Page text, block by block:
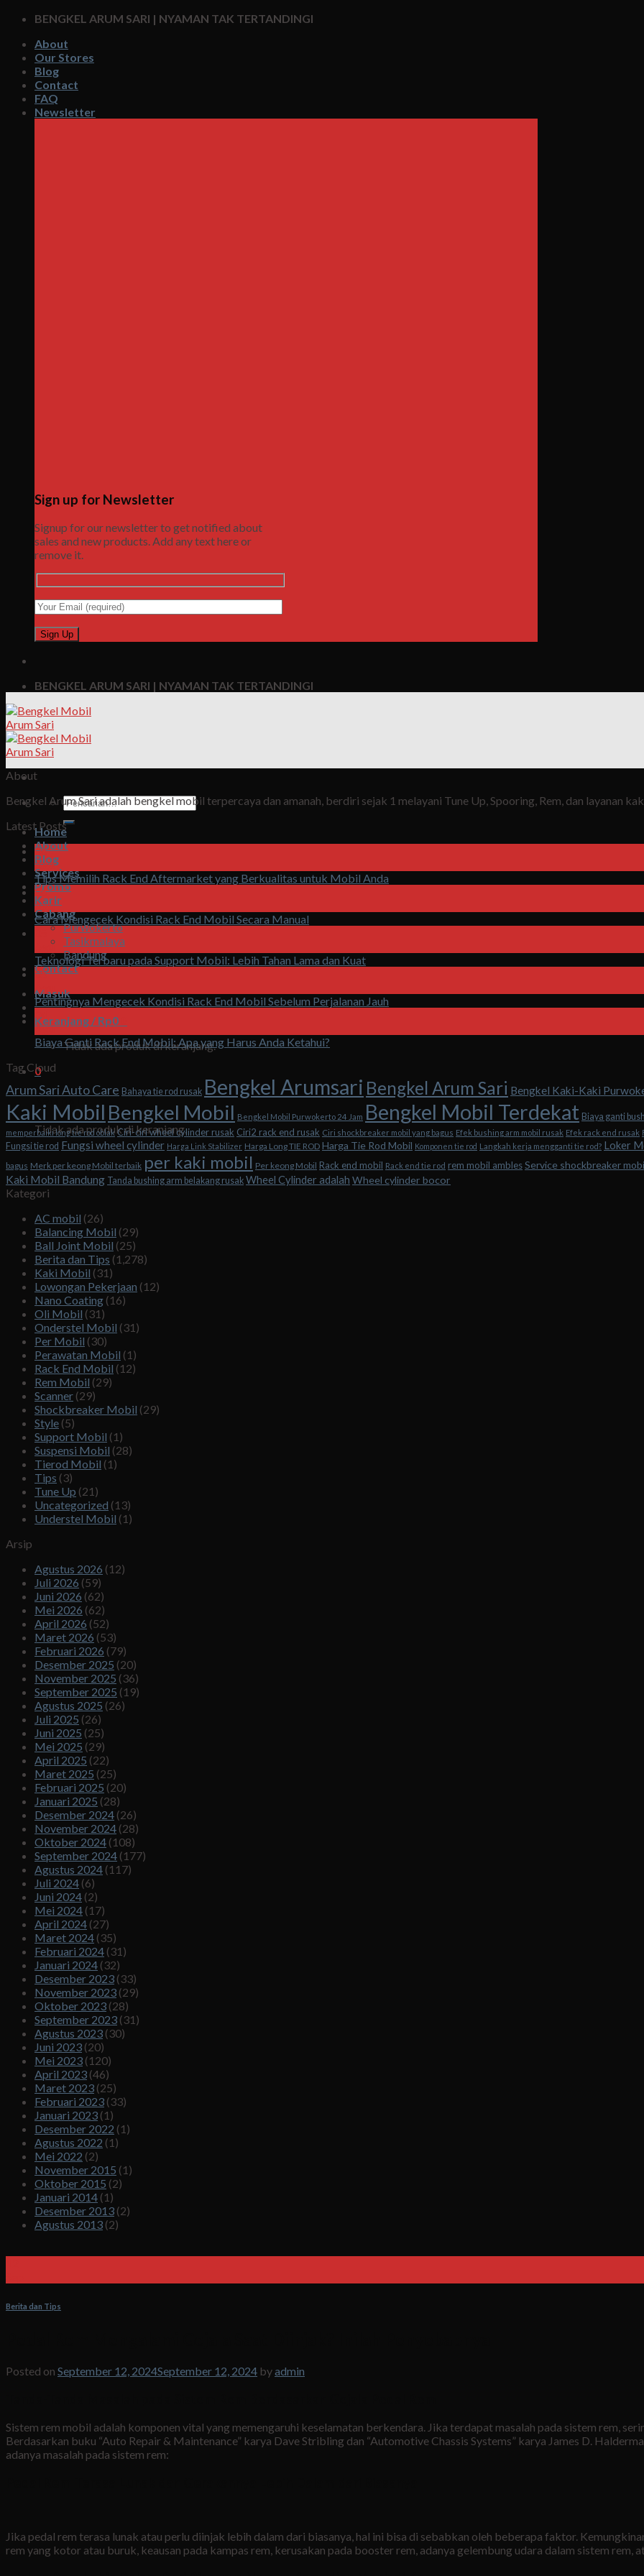
Skip
content
BENGKEL ARUM SARI | NYAMAN TAK TERTANDINGI
About
Our Stores
Blog
Contact
FAQ
Newsletter
Sign up for Newsletter
Signup for our newsletter to get notified about
sales and new products. Add any text here or
remove it.
BENGKEL ARUM SARI | NYAMAN TAK TERTANDINGI
Pencarian
untuk:
Home
About
Blog
Services
Promo
Karir
Cabang
Purwokerto
Tasikmalaya
Bandung
Contact
Masuk
Keranjang / Rp0
Tidak ada produk di keranjang.
0
Keranjang
Tidak ada produk di keranjang.
About
Bengkel Arum Sari adalah bengkel mobil terpercaya dan amanah, berdiri sejak 1 melayani Tune Up, Spooring, Rem, dan layanan
Latest Posts
06
Agu
Tips Memilih Rack End Aftermarket yang Berkualitas untuk Mobil Anda
06
Agu
Cara Mengecek Kondisi Rack End Mobil Secara Manual
Agu
Teknologi Terbaru pada Support Mobil: Lebih Tahan Lama dan Kuat
05
Agu
Pentingnya Mengecek Kondisi Rack End Mobil Sebelum Perjalanan Jauh
04
Agu
Biaya Ganti Rack End Mobil: Apa yang Harus Anda Ketahui?
Tag Cloud
Arum Sari Auto Care Bahaya tie rod rusak Bengkel Arumsari Bengkel Arum Sari Bengkel Kaki-Kaki
Kaki Mobil Bengkel Mobil Bengkel Mobil Purwokerto 24 Jam Bengkel Mobil Terdekat Biaya ganti
memperbaiki long tie rod oblak Ciri-ciri wheel cylinder rusak Ciri2 rack end rusak Ciri shockbreaker mobil yang bagus Efek bushing arm mobil rusak Efek rack end rusak
Fungsi tie rod Fungsi wheel cylinder Harga Link Stabilizer Harga Long TIE ROD Harga Tie Rod Mobil Komponen tie rod Langkah kerja mengganti tie rod? Loker
bagus Merk per keong Mobil terbaik per kaki mobil Per keong Mobil Rack end mobil Rack end tie rod rem mobil amblesService shockbreaker
Kaki Mobil Bandung Tanda bushing arm belakang rusak Wheel Cylinder adalah Wheel cylinder bocor
Kategori
AC mobil (26)
Balancing Mobil (29)
Ball Joint Mobil (25)
Berita dan Tips (1,278)
Kaki Mobil (31)
Lowongan Pekerjaan (12)
Nano Coating (16)
Oli Mobil (31)
Onderstel Mobil (31)
Per Mobil (30)
Perawatan Mobil (1)
Rack End Mobil (12)
Rem Mobil (29)
Scanner (29)
Shockbreaker Mobil (29)
Style (5)
Support Mobil (1)
Suspensi Mobil (28)
Tierod Mobil (1)
Tips (3)
Tune Up (21)
Uncategorized (13)
Understel Mobil (1)
Arsip
Agustus 2026 (12)
Juli 2026 (59)
Juni 2026 (62)
Mei 2026 (62)
April 2026 (52)
Maret 2026 (53)
Februari 2026 (79)
Desember 2025 (20)
November 2025 (36)
September 2025 (19)
Agustus 2025 (26)
Juli 2025 (26)
Juni 2025 (25)
Mei 2025 (29)
April 2025 (22)
Maret 2025 (25)
Februari 2025 (20)
Januari 2025 (28)
Desember 2024 (26)
November 2024 (28)
Oktober 2024 (108)
September 2024 (177)
Agustus 2024 (117)
Juli 2024 (6)
Juni 2024 (2)
Mei 2024 (17)
April 2024 (27)
Maret 2024 (35)
Februari 2024 (31)
Januari 2024 (32)
Desember 2023 (33)
November 2023 (29)
Oktober 2023 (28)
September 2023 (31)
Agustus 2023 (30)
Juni 2023 (20)
Mei 2023 (120)
April 2023 (46)
Maret 2023 (25)
Februari 2023 (33)
Januari 2023 (1)
Desember 2022 (1)
Agustus 2022 (1)
Mei 2022 (2)
November 2015 (1)
Oktober 2015 (2)
Januari 2014 (1)
Desember 2013 (2)
Agustus 2013 (2)
Berita dan Tips
Posted on September 12, 2024September 12, 2024 byadmin
Sistem rem mobil adalah komponen vital yang memengaruhi keselamatan berkendara. Jika terdapat masalah pada sistem rem,
Berdasarkan buku “Auto Repair & Maintenance” karya Dave Stribling dan “Automotive Chassis Systems” karya James D.
adanya masalah pada sistem rem:
Jika pedal rem terasa lunak atau perlu diinjak lebih dalam dari biasanya, hal ini bisa di sebabkan oleh beberapa faktor.
rem yang kotor atau buruk, keausan pada kampas rem, kerusakan pada booster rem, adanya gelembung udara dalam sistem rem,